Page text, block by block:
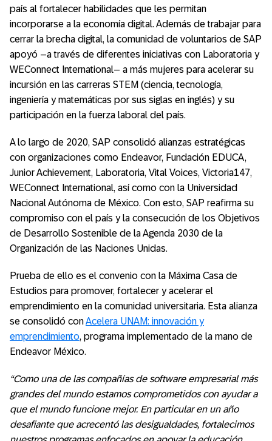
país al fortalecer habilidades que les permitan
incorporarse a la economía digital. Además de trabajar para
cerrar la brecha digital, la comunidad de voluntarios de SAP
apoyó –a través de diferentes iniciativas con Laboratoria y
WEConnect International– a más mujeres para acelerar su
incursión en las carreras STEM (ciencia, tecnología,
ingeniería y matemáticas por sus siglas en inglés) y su
participación en la fuerza laboral del país.
A lo largo de 2020, SAP consolidó alianzas estratégicas
con organizaciones como Endeavor, Fundación EDUCA,
Junior Achievement, Laboratoria, Vital Voices, Victoria147,
WEConnect International, así como con la Universidad
Nacional Autónoma de México. Con esto, SAP reafirma su
compromiso con el país y la consecución de los Objetivos
de Desarrollo Sostenible de la Agenda 2030 de la
Organización de las Naciones Unidas.
Prueba de ello es el convenio con la Máxima Casa de
Estudios para promover, fortalecer y acelerar el
emprendimiento en la comunidad universitaria. Esta alianza
se consolidó conAcelera UNAM: innovación y
emprendimiento, programa implementado de la mano de
Endeavor México.
“Como una de las compañías de software empresarial más
grandes del mundo estamos comprometidos con ayudar a
que el mundo funcione mejor. En particular en un año
desafiante que acrecentó las desigualdades, fortalecimos